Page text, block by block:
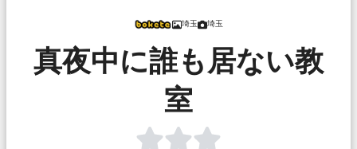
埼玉 埼玉
真夜中に誰も居ない教
室